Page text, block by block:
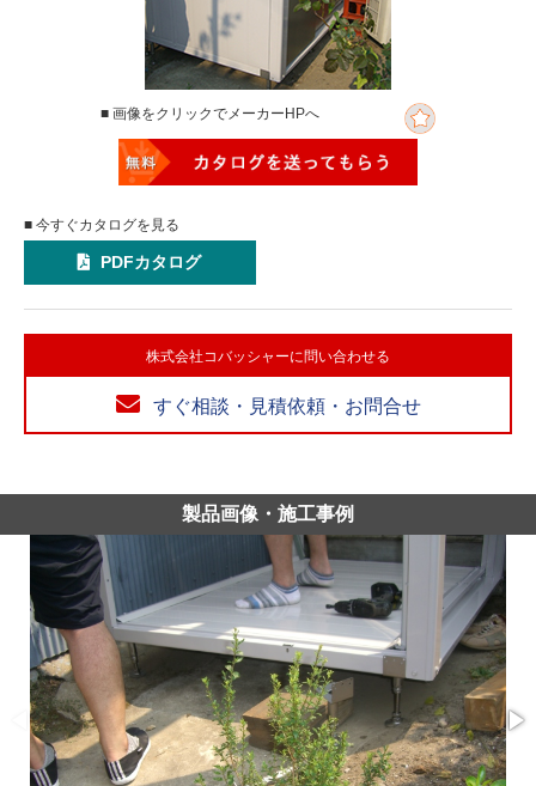
■ 画像をクリックでメーカーHPへ
■ 今すぐカタログを見る
PDFカタログ
株式会社コバッシャーに問い合わせる
すぐ相談・見積依頼・お問合せ
製品画像・施工事例